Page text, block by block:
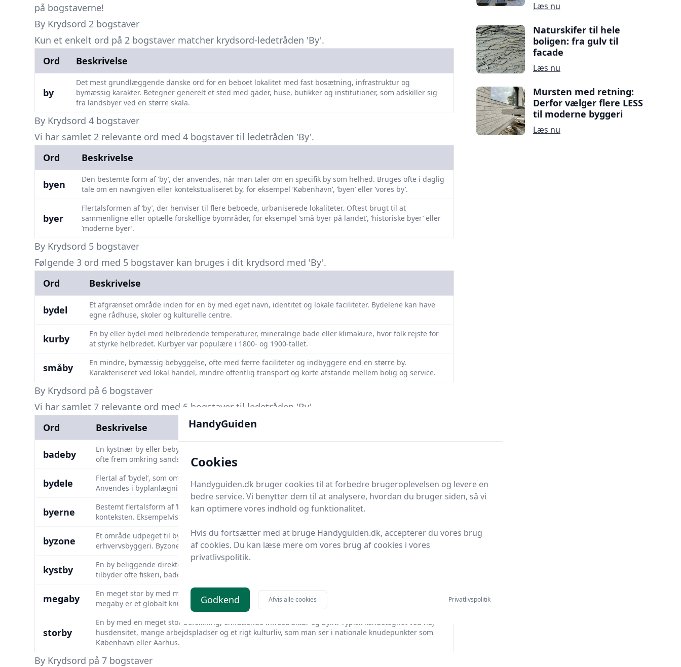
på bogstaverne!
By Krydsord 2 bogstaver
Kun et enkelt ord på 2 bogstaver matcher krydsord-ledetråden 'By'.
Ord
Beskrivelse
by
Det mest grundlæggende danske ord for en beboet lokalitet med fast bosætning, infrastruktur og
bymæssig karakter. Betegner generelt et sted med gader, huse, butikker og institutioner, som adskiller sig
fra landsbyer ved en større skala.
By Krydsord 4 bogstaver
Vi har samlet 2 relevante ord med 4 bogstaver til ledetråden 'By'.
Ord
Beskrivelse
byen
Den bestemte form af ’by’, der anvendes, når man taler om en specifik by som helhed. Bruges ofte i daglig
tale om en navngiven eller kontekstualiseret by, for eksempel ’København’, ’byen’ eller ’vores by’.
byer
Flertalsformen af ’by’, der henviser til flere beboede, urbaniserede lokaliteter. Oftest brugt til at
sammenligne eller optælle forskellige byområder, for eksempel ’små byer på landet’, ’historiske byer’ eller
’moderne byer’.
By Krydsord 5 bogstaver
Følgende 3 ord med 5 bogstaver kan bruges i dit krydsord med 'By'.
Ord
Beskrivelse
bydel
Et afgrænset område inden for en by med eget navn, identitet og lokale faciliteter. Bydelene kan have
egne rådhuse, skoler og kulturelle centre.
kurby
En by eller bydel med helbredende temperaturer, mineralrige bade eller klimakure, hvor folk rejste for
at styrke helbredet. Kurbyer var populære i 1800- og 1900-tallet.
småby
En mindre, bymæssig bebyggelse, ofte med færre faciliteter og indbyggere end en større by.
Karakteriseret ved lokal handel, mindre offentlig transport og korte afstande mellem bolig og service.
By Krydsord på 6 bogstaver
Vi har samlet 7 relevante ord med 6 bogstaver til ledetråden 'By'.
Ord
Beskrivelse
badeby
En kystnær by eller bebyggelse med badefaciliteter, strande og turistinfrastruktur. ’Badebyer’ vokser
ofte frem omkring sandstrande, kurbade eller marine klimaforhold.
bydele
Flertal af ’bydel’, som omfatter flere administrative eller geografiske underopdelinger i en by.
Anvendes i byplanlægning og lokalpolitik for at beskrive befolkningsfordeling og service.
byerne
Bestemt flertalsform af ’by’, som peger på en specifik gruppe af byer tidligere omtalt eller kendt i
konteksten. Eksempelvis ’byerne langs Vestkysten’ eller ’de gamle vikingebyer’ i historisk optik.
byzone
Et område udpeget til bymæssig bebyggelse i kommunal planlægning, hvor der er tilladt bolig- og
erhvervsbyggeri. Byzoner adskiller sig fra land- og sommerhuszoner.
kystby
En by beliggende direkte ved kysten, som drager fordel af havets ressourcer eller turisme. Kystbyer
tilbyder ofte fiskeri, badefaciliteter og havnepromenader.
megaby
En meget stor by med mindst 10 millioner indbyggere ifølge internationale måleinstrumenter. En
megaby er et globalt knudepunkt for økonomi, kultur, transport og teknologi.
storby
En by med en meget stor befolkning, omfattende infrastruktur og byliv. Typisk kendetegnet ved høj
husdensitet, mange arbejdspladser og et rigt kulturliv, som man ser i nationale knudepunkter som
København eller Aarhus.
By Krydsord på 7 bogstaver
Læs nu
Naturskifer til hele
boligen: fra gulv til
facade
Læs nu
Mursten med retning:
Derfor vælger flere LESS
til moderne byggeri
Læs nu
HandyGuiden
Cookies
Handyguiden.dk bruger cookies til at forbedre brugeroplevelsen og levere en
bedre service. Vi benytter dem til at analysere, hvordan du bruger siden, så vi
kan optimere vores indhold og funktionalitet.
Hvis du fortsætter med at bruge Handyguiden.dk, accepterer du vores brug
af cookies. Du kan læse mere om vores brug af cookies i vores
privatlivspolitik.
Godkend Afvis alle cookies Privatlivspolitik